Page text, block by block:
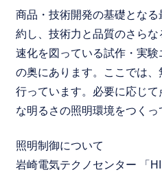
商品・技術開発の基礎とな
約し、技術力と品質のさら
速化を図っている試作・実
の奥にあります。ここでは
行っています。必要に応じ
な明るさの照明環境をつくっ
照明制御について
岩崎電気テクノセンター 「